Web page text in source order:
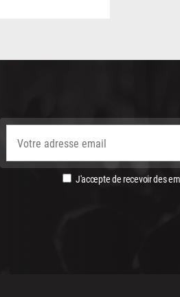
J'accepte de recevoir des